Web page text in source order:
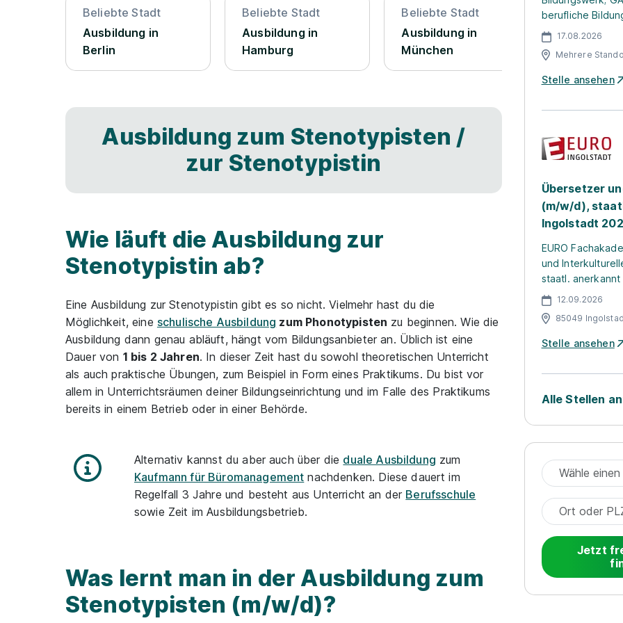
Beliebte Stadt
Ausbildung in
Berlin
Beliebte Stadt
Ausbildung in
Hamburg
Beliebte Stadt
Ausbildung in
München
Beliebte
Ausbildung
Ausbildung zum Stenotypisten /
zur Stenotypistin
Wie läuft die Ausbildung zur
Stenotypistin ab?
Eine Ausbildung zur Stenotypistin gibt es so nicht. Vielmehr hast du die
Möglichkeit, eine schulische Ausbildung zum Phonotypisten zu beginnen. Wie die
Ausbildung dann genau abläuft, hängt vom Bildungsanbieter an. Üblich ist eine
Dauer von 1 bis 2 Jahren. In dieser Zeit hast du sowohl theoretischen Unterricht
als auch praktische Übungen, zum Beispiel in Form eines Praktikums. Du bist vor
allem in Unterrichtsräumen deiner Bildungseinrichtung und im Falle des Praktikums
bereits in einem Betrieb oder in einer Behörde.
Alternativ kannst du aber auch über die duale Ausbildung zum
Kaufmann für Büromanagement nachdenken. Diese dauert im
Regelfall 3 Jahre und besteht aus Unterricht an der Berufsschule
sowie Zeit im Ausbildungsbetrieb.
Was lernt man in der Ausbildung zum
Stenotypisten (m/w/d)?
berufliche
17.08.2026
Mehrere
Stelle ansehen
Übersetzer
(m/w/d),
Ingolstadt
EURO
und
staatl. anerkannt
12.09.2026
85049
Stelle ansehen
Alle Stellen
Jetzt